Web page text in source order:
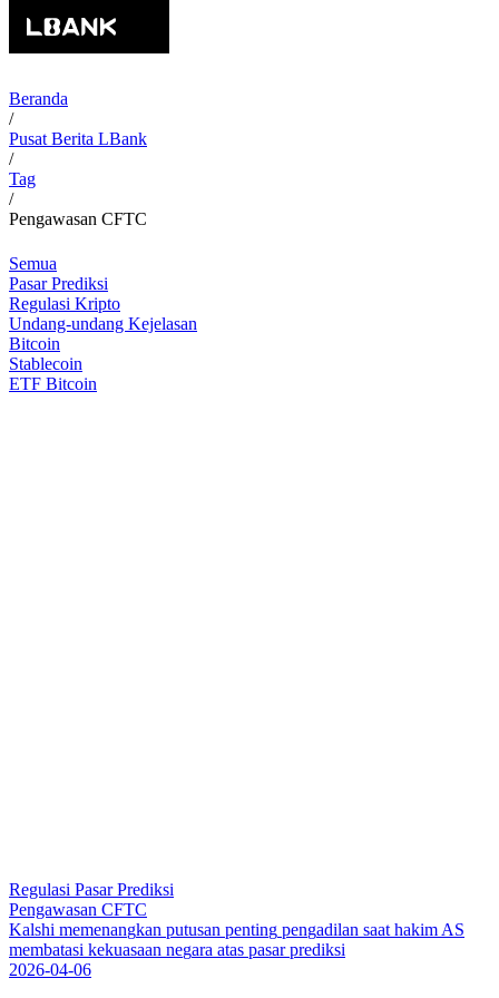
Beranda
/
Pusat Berita LBank
/
Tag
/
Pengawasan CFTC
Semua
Pasar Prediksi
Regulasi Kripto
Undang-undang Kejelasan
Bitcoin
Stablecoin
ETF Bitcoin
Regulasi Pasar Prediksi
Pengawasan CFTC
Kalshi memenangkan putusan penting pengadilan saat hakim AS
membatasi kekuasaan negara atas pasar prediksi
2026-04-06